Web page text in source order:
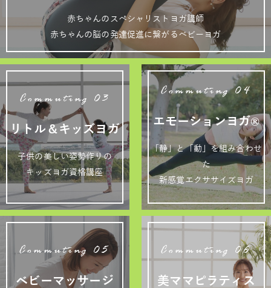
赤ちゃんのスペシャリストヨガ講師
赤ちゃんの脳の発達促進に繋がるベビーヨガ
Commuting 03
リトル＆キッズヨガ
子供の美しい姿勢作りの
キッズヨガ資格講座
Commuting 04
エモーションヨガ®
「静」と「動」を組み合わせ
た
新感覚エクササイズヨガ
Commuting 05
ベビーマッサージ
Commuting 06
美ママピラティス